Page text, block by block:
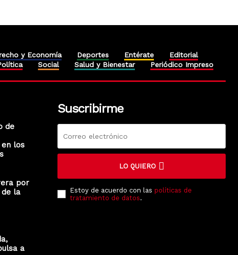
y Economía Deportes Entérate
Editorial
Social Salud y Bienestar Periódico Impreso
de
los
por
de la
a
Suscribirme
LO QUIERO
Estoy de acuerdo con las políticas de
tratamiento de datos.